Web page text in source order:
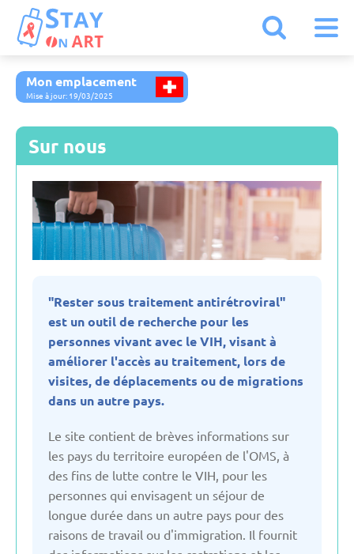
Mon emplacement
Mise à jour: 19/03/2025
Sur nous
"Rester sous traitement antirétroviral"
est un outil de recherche pour les
personnes vivant avec le VIH, visant à
améliorer l'accès au traitement, lors de
visites, de déplacements ou de migrations
dans un autre pays.
Le site contient de brèves informations sur
les pays du territoire européen de l'OMS, à
des fins de lutte contre le VIH, pour les
personnes qui envisagent un séjour de
longue durée dans un autre pays pour des
raisons de travail ou d'immigration. Il fournit
Kazakhstan
Allemagne
Arménie
Autriche
Biélorussie
Bulgarie
Danemark
Espagne
Estonie